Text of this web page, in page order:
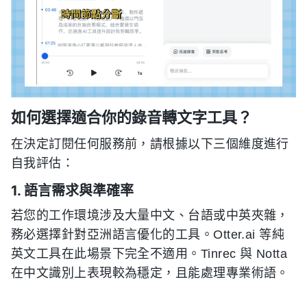
如何選擇適合你的錄音轉文字工具？
在決定訂閱任何服務前，請根據以下三個維度進行
自我評估：
1. 語言需求與準確率
若您的工作環境涉及大量中文、台語或中英夾雜，
務必選擇針對亞洲語言優化的工具。Otter.ai 等純
英文工具在此場景下完全不適用。Tinrec 與 Notta
在中文識別上表現較為穩定，且能處理專業術語。